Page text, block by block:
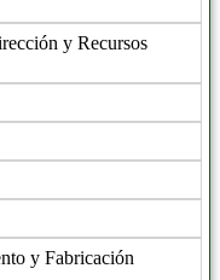
y Recursos
y Fabricación